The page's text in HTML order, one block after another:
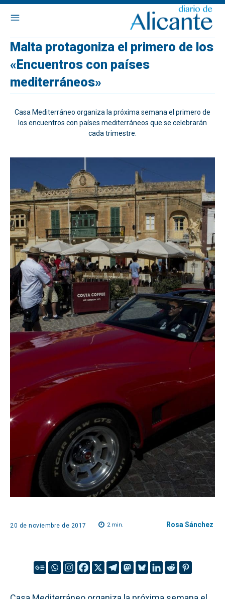
Malta protagoniza el primero de los
«Encuentros con países
mediterráneos»
Casa Mediterráneo organiza la próxima semana el primero de
los encuentros con países mediterráneos que se celebrarán
cada trimestre.
20 de noviembre de 2017 2min. Rosa Sánchez